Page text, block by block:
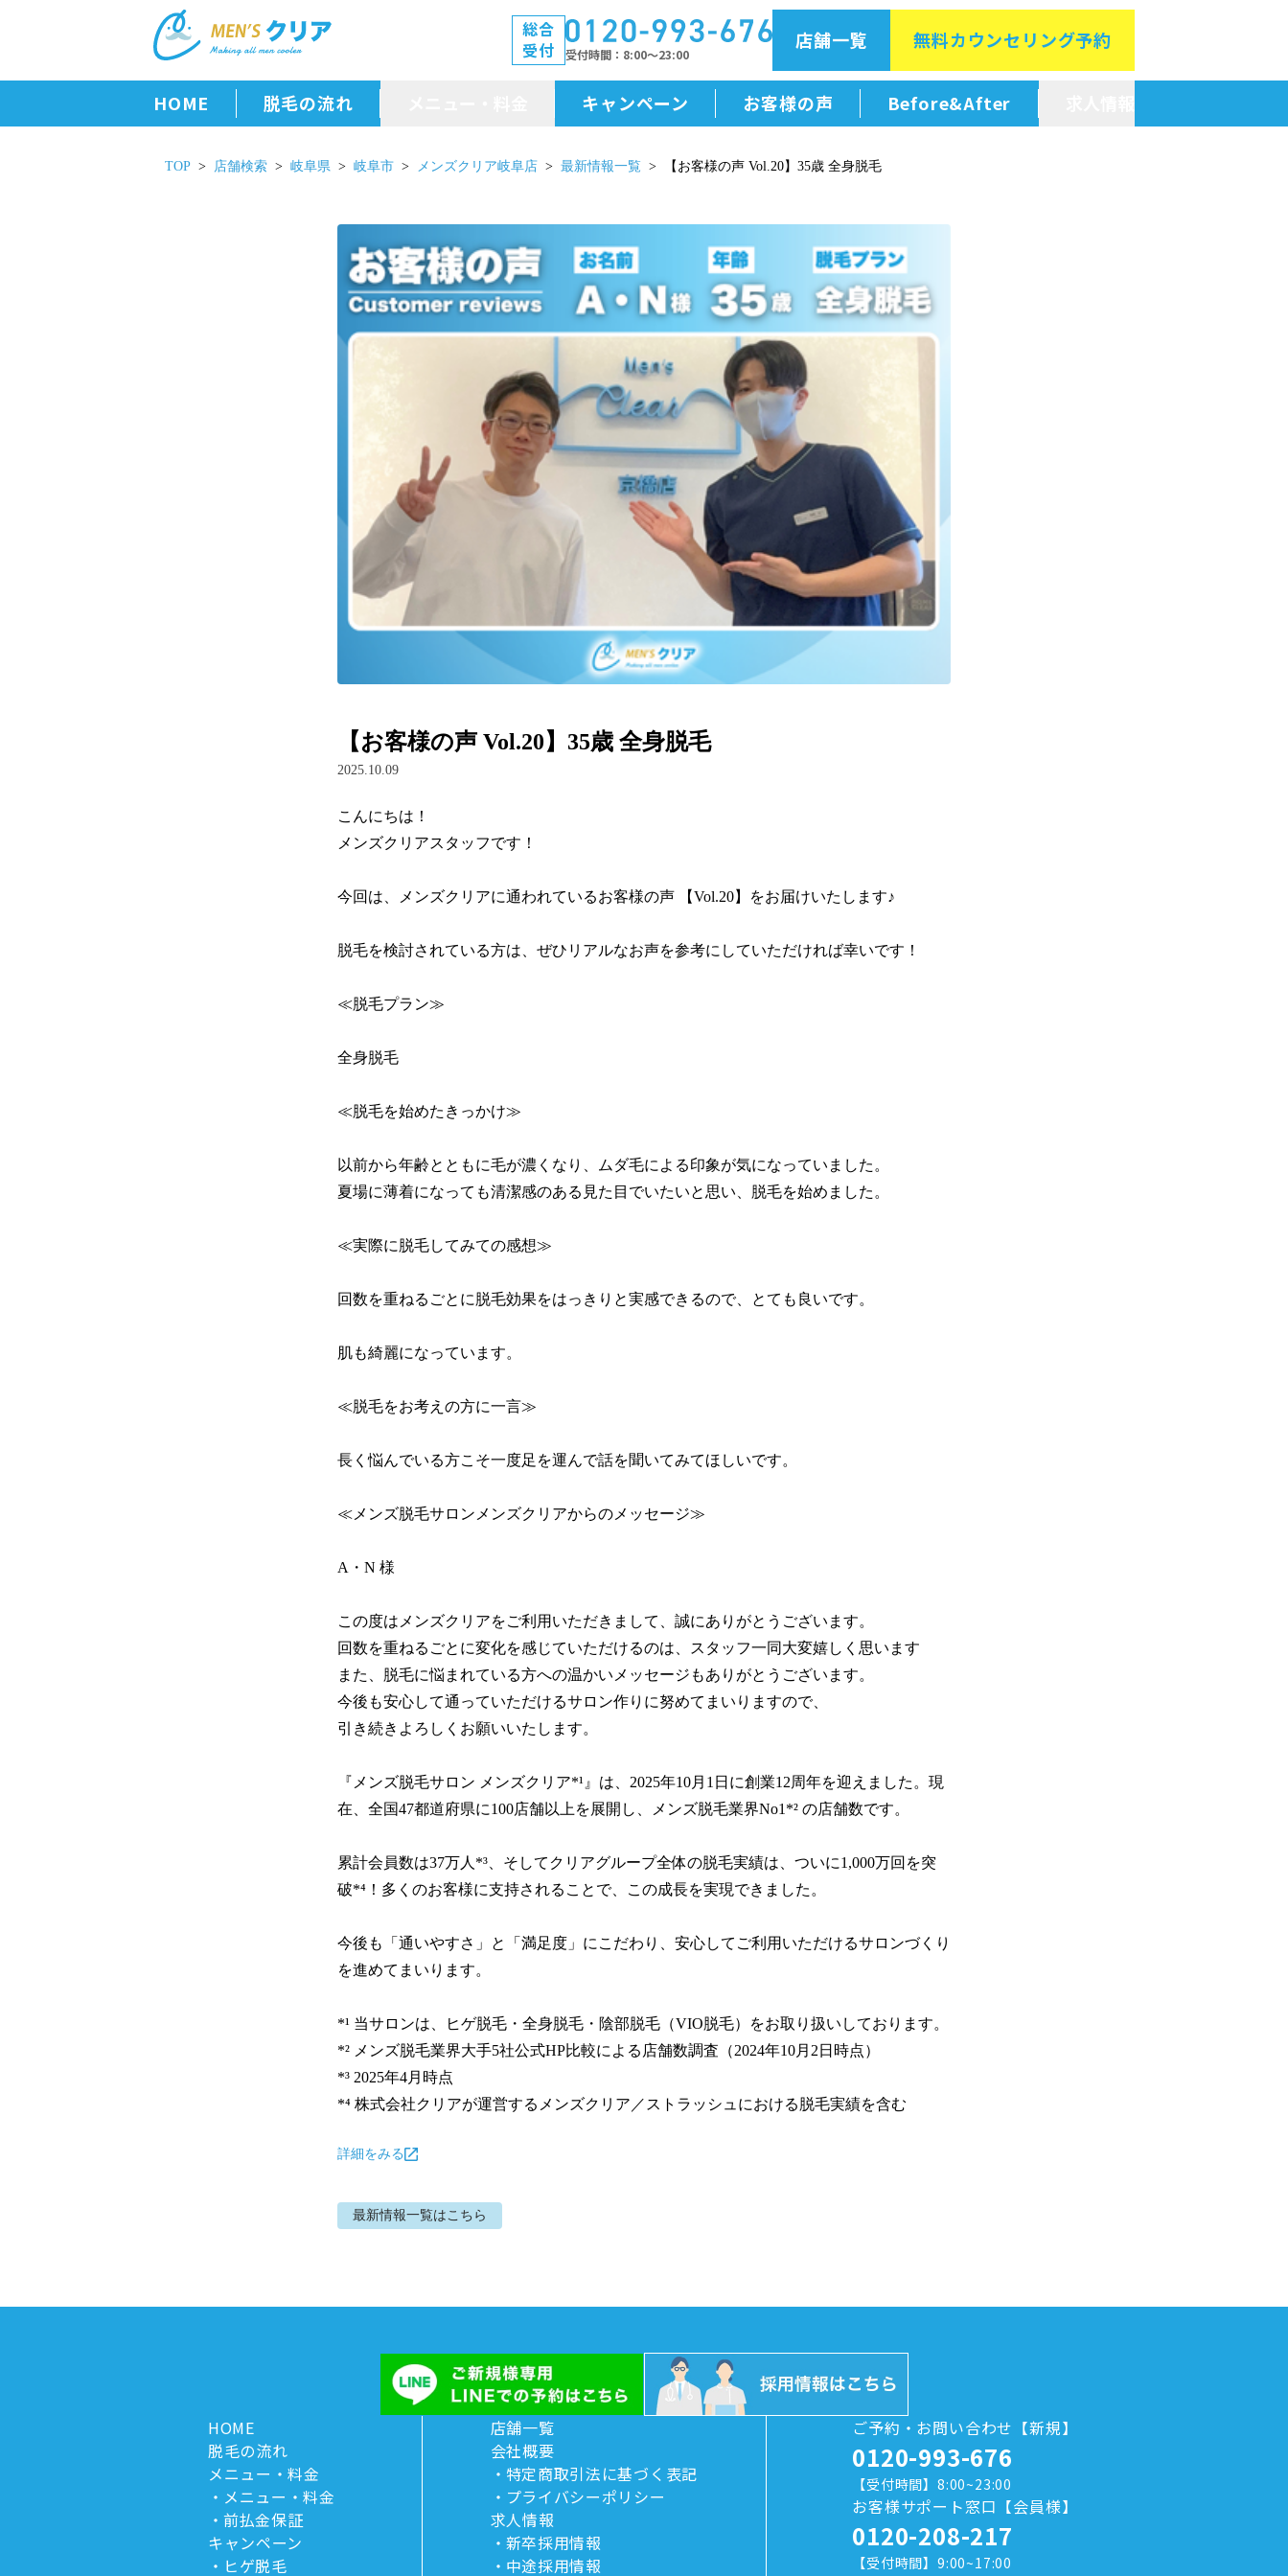
総合
受付
受付時間 8:00～23:00
店舗一覧 無料カウンセリング予約
HOME 脱毛の流れ
メニュー・料金
キャンペーン お客様の声 Before&After
TOP 店舗検索 岐阜県 岐阜市 メンズクリア岐阜店 最新情報一覧 【お客様の声 Vol.20】35歳 全身脱毛
【お客様の声 Vol.20】35歳 全身脱毛
2025.10.09
こんにちは！
メンズクリアスタッフです！
今回は、メンズクリアに通われているお客様の声 【Vol.20】をお届けいたします♪
脱毛を検討されている方は、ぜひリアルなお声を参考にしていただければ幸いです！
≪脱毛プラン≫
全身脱毛
≪脱毛を始めたきっかけ≫
以前から年齢とともに毛が濃くなり、ムダ毛による印象が気になっていました。
夏場に薄着になっても清潔感のある見た目でいたいと思い、脱毛を始めました。
≪実際に脱毛してみての感想≫
回数を重ねるごとに脱毛効果をはっきりと実感できるので、とても良いです。
肌も綺麗になっています。
≪脱毛をお考えの方に一言≫
長く悩んでいる方こそ一度足を運んで話を聞いてみてほしいです。
≪メンズ脱毛サロンメンズクリアからのメッセージ≫
A・N 様
この度はメンズクリアをご利用いただきまして、誠にありがとうございます。
回数を重ねるごとに変化を感じていただけるのは、スタッフ一同大変嬉しく思います
また、脱毛に悩まれている方への温かいメッセージもありがとうございます。
今後も安心して通っていただけるサロン作りに努めてまいりますので、
引き続きよろしくお願いいたします。
『メンズ脱毛サロン メンズクリア*¹』は、2025年10月1日に創業12周年を迎えました。現
在、全国47都道府県に100店舗以上を展開し、メンズ脱毛業界No1*² の店舗数です。
累計会員数は37万人*³、そしてクリアグループ全体の脱毛実績は、ついに1,000万回を突
破*⁴！多くのお客様に支持されることで、この成長を実現できました。
今後も「通いやすさ」と「満足度」にこだわり、安心してご利用いただけるサロンづくり
を進めてまいります。
*¹ 当サロンは、ヒゲ脱毛・全身脱毛・陰部脱毛（VIO脱毛）をお取り扱いしております。
*² メンズ脱毛業界大手5社公式HP比較による店舗数調査（2024年10月2日時点）
*³ 2025年4月時点
*⁴ 株式会社クリアが運営するメンズクリア／ストラッシュにおける脱毛実績を含む
詳細をみる
最新情報一覧はこちら
HOME
脱毛の流れ
メニュー・料金
メニュー・料金
前払金保証
キャンペーン
ヒゲ脱毛
店舗一覧
会社概要
特定商取引法に基づく表記
プライバシーポリシー
求人情報
新卒採用情報
中途採用情報
ご予約・お問い合わせ【新規】
0120-993-676
【受付時間】8:00~23:00
お客様サポート窓口【会員様】
0120-208-217
【受付時間】9:00~17:00